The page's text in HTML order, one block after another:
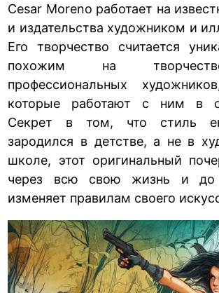
Cesar Moreno работает на
и издательства художником и
Его творчество считается
похожим на
профессиональных
которые работают с ним в
Секрет в том, что стиль
зародился в детстве, а не в
школе, этот оригинальный
через всю свою жизнь и
изменяет правилам своего